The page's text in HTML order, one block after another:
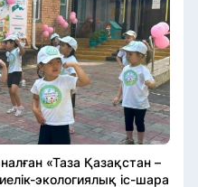
«Таза Қазақстан –
экологиялық іс-шара